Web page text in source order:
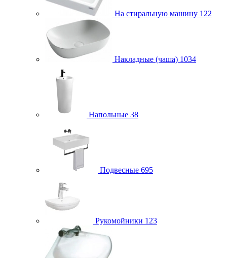
На стиральную машину 122
Накладные (чаша) 1034
Напольные 38
Подвесные 695
Рукомойники 123